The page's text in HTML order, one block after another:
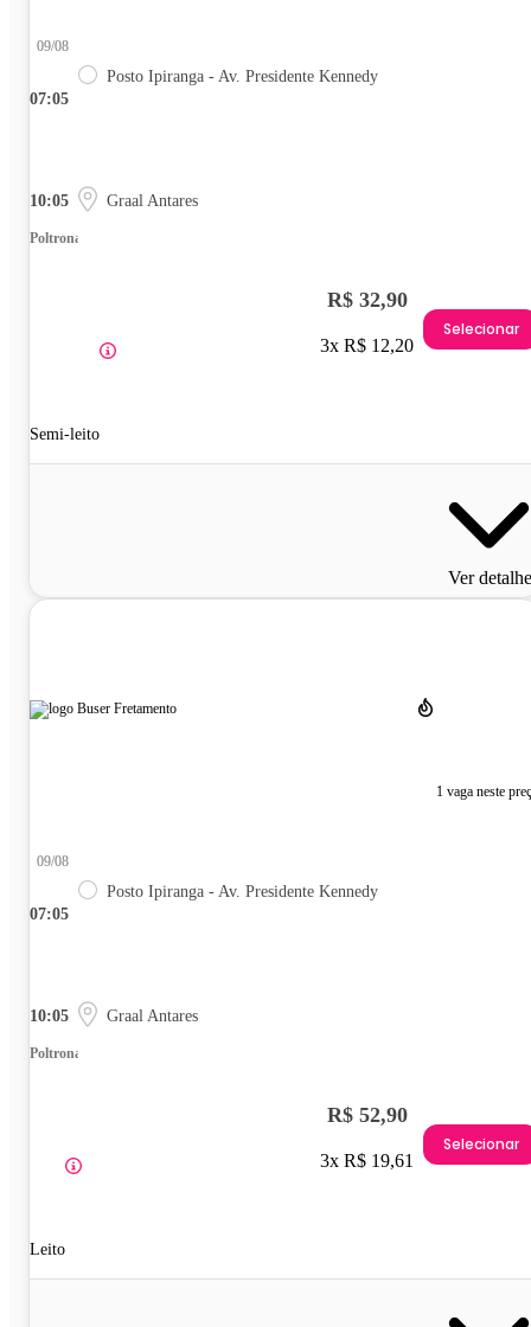
07:05
09/08
Posto Ipiranga - Av. Presidente Kennedy
10:05 Graal Antares
Poltrona
Semi-leito
R$ 32,90
3x R$ 12,20
Selecionar
Ver
1 vaga neste
07:05
09/08
Posto Ipiranga - Av. Presidente Kennedy
10:05 Graal Antares
Poltrona
Leito
R$ 52,90
3x R$ 19,61
Selecionar